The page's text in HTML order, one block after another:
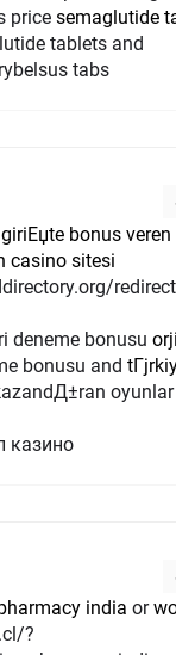
price semaglutide
tablets and
tabs
bonus
casino sitesi
deneme bonusu
bonusu and
oyunlar
казино
india or